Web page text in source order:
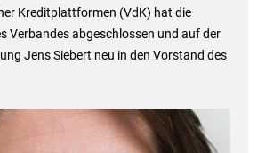
Kreditplattformen (VdK) hat die
Verbandes abgeschlossen und auf der
Jens Siebert neu in den Vorstand des